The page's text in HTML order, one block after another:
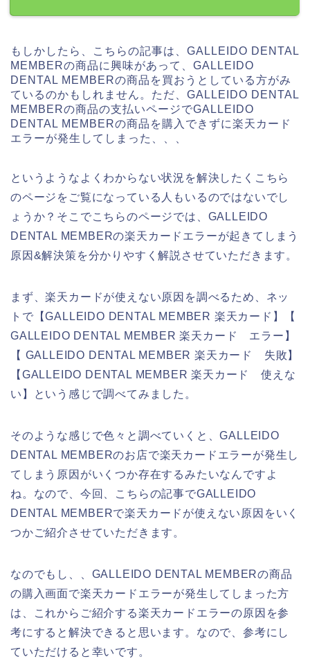
もしかしたら、こちらの記事は、GALLEIDO DENTAL
MEMBERの商品に興味があって、GALLEIDO
DENTAL MEMBERの商品を買おうとしている方がみ
ているのかもしれません。ただ、GALLEIDO DENTAL
MEMBERの商品の支払いページでGALLEIDO
DENTAL MEMBERの商品を購入できずに楽天カード
エラーが発生してしまった、、、
というようなよくわからない状況を解決したくこちら
のページをご覧になっている人もいるのではないでし
ょうか？そこでこちらのページでは、GALLEIDO
DENTAL MEMBERの楽天カードエラーが起きてしまう
原因&解決策を分かりやすく解説させていただきます。
まず、楽天カードが使えない原因を調べるため、ネッ
トで【GALLEIDO DENTAL MEMBER 楽天カード】【
GALLEIDO DENTAL MEMBER 楽天カード エラー】
【 GALLEIDO DENTAL MEMBER 楽天カード 失敗】
【GALLEIDO DENTAL MEMBER 楽天カード 使えな
い】という感じで調べてみました。
そのような感じで色々と調べていくと、GALLEIDO
DENTAL MEMBERのお店で楽天カードエラーが発生し
てしまう原因がいくつか存在するみたいなんですよ
ね。なので、今回、こちらの記事でGALLEIDO
DENTAL MEMBERで楽天カードが使えない原因をいく
つかご紹介させていただきます。
なのでもし、、GALLEIDO DENTAL MEMBERの商品
の購入画面で楽天カードエラーが発生してしまった方
は、これからご紹介する楽天カードエラーの原因を参
考にすると解決できると思います。なので、参考にし
ていただけると幸いです。